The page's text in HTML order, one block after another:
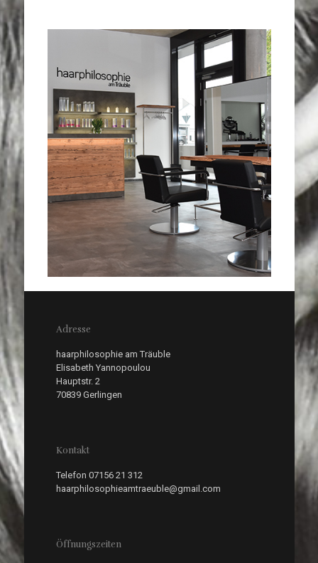
Adresse
haarphilosophie am Träuble
Elisabeth Yannopoulou
Hauptstr. 2
70839 Gerlingen
Kontakt
Telefon 07156 21 312
haarphilosophieamtraeuble@gmail.com
Öffnungszeiten